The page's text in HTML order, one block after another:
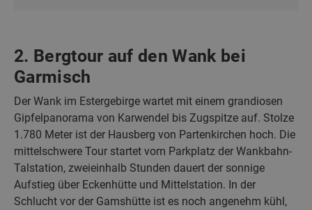
2. Bergtour auf den Wank bei
Garmisch
Der Wank im Estergebirge wartet mit einem grandiosen
Gipfelpanorama von Karwendel bis Zugspitze auf. Stolze
1.780 Meter ist der Hausberg von Partenkirchen hoch. Die
mittelschwere Tour startet vom Parkplatz der Wankbahn-
Talstation, zweieinhalb Stunden dauert der sonnige
Aufstieg über Eckenhütte und Mittelstation. In der
Schlucht vor der Gamshütte ist es noch angenehm kühl,